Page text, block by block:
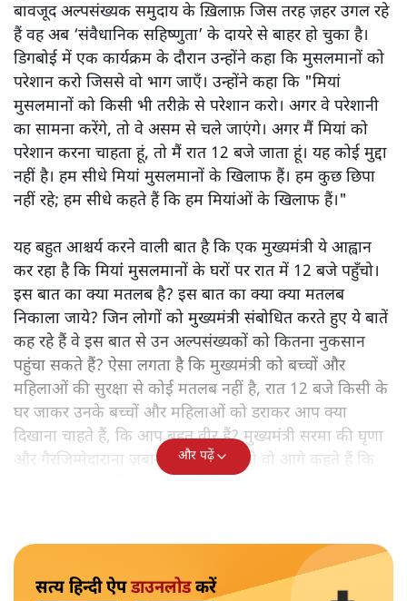
बावजूद अल्पसंख्यक समुदाय के ख़िलाफ़ जिस तरह ज़हर उगल रहे
हैं वह अब ‘संवैधानिक सहिष्णुता’ के दायरे से बाहर हो चुका है।
डिगबोई में एक कार्यक्रम के दौरान उन्होंने कहा कि मुसलमानों को
परेशान करो जिससे वो भाग जाएँ। उन्होंने कहा कि "मियां
मुसलमानों को किसी भी तरीक़े से परेशान करो। अगर वे परेशानी
का सामना करेंगे, तो वे असम से चले जाएंगे। अगर मैं मियां को
परेशान करना चाहता हूं, तो मैं रात 12 बजे जाता हूं। यह कोई मुद्दा
नहीं है। हम सीधे मियां मुसलमानों के खिलाफ हैं। हम कुछ छिपा
नहीं रहे; हम सीधे कहते हैं कि हम मियांओं के खिलाफ हैं।"
यह बहुत आश्चर्य करने वाली बात है कि एक मुख्यमंत्री ये आह्वान
कर रहा है कि मियांं मुसलमानों के घरों पर रात में 12 बजे पहुँचो।
इस बात का क्या मतलब है? इस बात का क्या क्या मतलब
निकाला जाये? जिन लोगों को मुख्यमंत्री संबोधित करते हुए ये बातें
कह रहे हैं वे इस बात से उन अल्पसंख्यकों को कितना नुकसान
पहुंचा सकते हैं? ऐसा लगता है कि मुख्यमंत्री को बच्चों और
महिलाओं की सुरक्षा से कोई मतलब नहीं है, रात 12 बजे किसी के
घर जाकर उनके बच्चों और महिलाओं को डराकर आप क्या
दिखाना चाहते हैं, कि आप बहुत वीर हैं? मुख्यमंत्री सरमा की घृणा
और गैरजिम्मेदाराना ज़बान यहीं नहीं रुकती वो आगे कहते हैं कि
और पढ़ें
सत्य हिन्दी ऐपडाउनलोडकरें